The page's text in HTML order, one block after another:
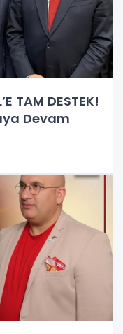
TAM DESTEK!
Devam